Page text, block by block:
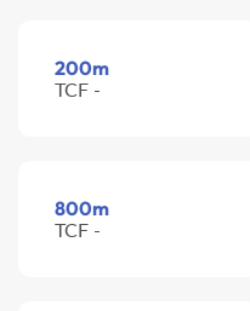
200m
TCF -
800m
TCF -